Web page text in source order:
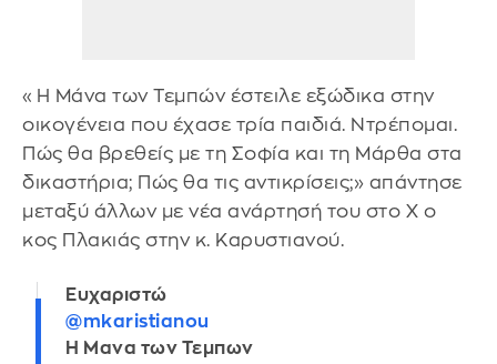
«Η Μάνα των Τεμπών έστειλε εξώδικα στην
οικογένεια που έχασε τρία παιδιά. Ντρέπομαι.
Πώς θα βρεθείς με τη Σοφία και τη Μάρθα στα
δικαστήρια; Πώς θα τις αντικρίσεις;» απάντησε
μεταξύ άλλων με νέα ανάρτησή του στο X ο
κος Πλακιάς στην κ. Καρυστιανού.
Ευχαριστώ
@mkaristianou
Η Μανα των Τεμπων